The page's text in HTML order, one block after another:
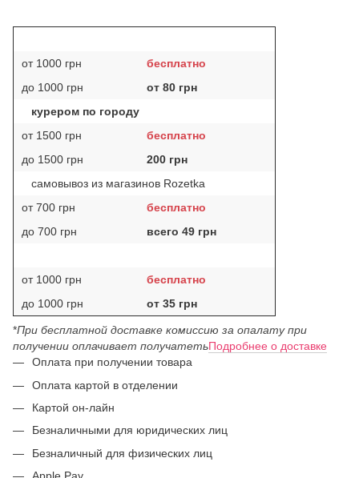
от 1000 грн
бесплатно
до 1000 грн
от 80 грн
курером по городу
от 1500 грн
бесплатно
до 1500 грн
200 грн
самовывоз из магазинов Rozetka
от 700 грн
бесплатно
до 700 грн
всего 49 грн
от 1000 грн
бесплатно
до 1000 грн
от 35 грн
*При бесплатной доставке комиссию за опалату при
получении оплачивает получатетьПодробнее о доставке
Оплата при получении товара
Оплата картой в отделении
Картой он-лайн
Безналичными для юридических лиц
Безналичный для физических лиц